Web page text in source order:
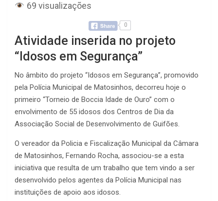
69 visualizações
0
Atividade inserida no projeto
“Idosos em Segurança”
No âmbito do projeto “Idosos em Segurança”, promovido
pela Polícia Municipal de Matosinhos, decorreu hoje o
primeiro “Torneio de Boccia Idade de Ouro” com o
envolvimento de 55 idosos dos Centros de Dia da
Associação Social de Desenvolvimento de Guifões.
O vereador da Policia e Fiscalização Municipal da Câmara
de Matosinhos, Fernando Rocha, associou-se a esta
iniciativa que resulta de um trabalho que tem vindo a ser
desenvolvido pelos agentes da Polícia Municipal nas
instituições de apoio aos idosos.